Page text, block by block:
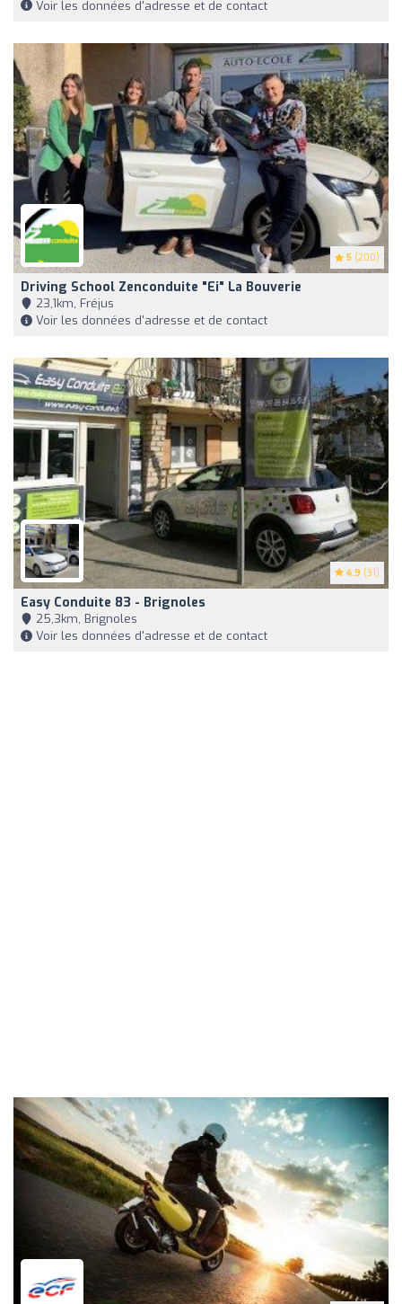
Voir les données d'adresse et de contact
5 (200)
Driving School Zenconduite "Ei" La Bouverie
23,1km, Fréjus
Voir les données d'adresse et de contact
4.9 (31)
Easy Conduite 83 - Brignoles
25,3km, Brignoles
Voir les données d'adresse et de contact